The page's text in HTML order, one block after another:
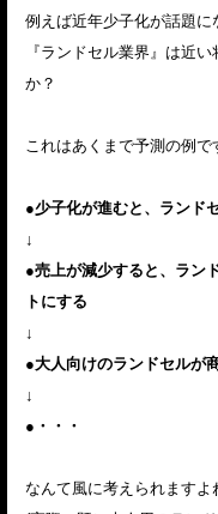
例えば近年少子化が話題
『ランドセル業界』は近
か？
これはあくまで予測の例で
●少子化が進むと、ランド
↓
●売上が減少すると、ラン
トにする
↓
●大人向けのランドセルが
↓
●・・・
なんて風に考えられますよ